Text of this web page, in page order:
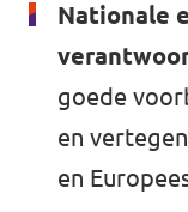
Nationale
goede
en
en